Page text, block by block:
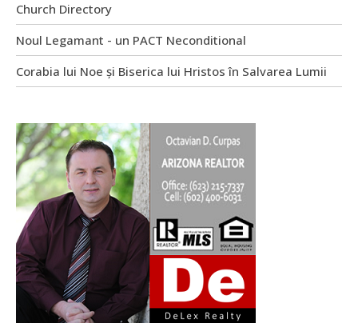
Church Directory
Noul Legamant - un PACT Neconditional
Corabia lui Noe și Biserica lui Hristos în Salvarea Lumii